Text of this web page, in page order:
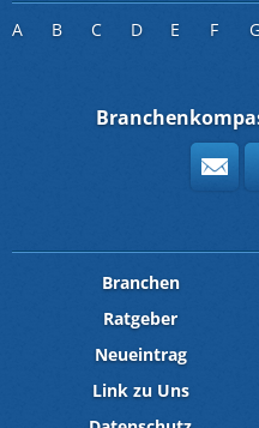
A B C D E F
Branchen
Ratgeber
Neueintrag
Link zu Uns